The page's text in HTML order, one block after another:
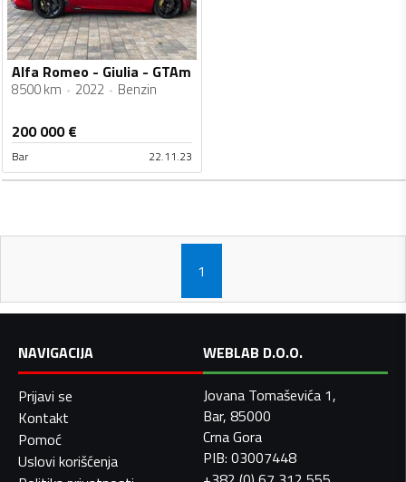
Alfa Romeo - Giulia - GTAm
8500 km 2022 Benzin
200 000€
Bar 22.11.23
1
NAVIGACIJA
Prijavi se
Kontakt
Pomoć
Uslovi korišćenja
WEBLAB D.O.O.
Jovana Tomaševića 1,
Bar, 85000
Crna Gora
PIB: 03007448